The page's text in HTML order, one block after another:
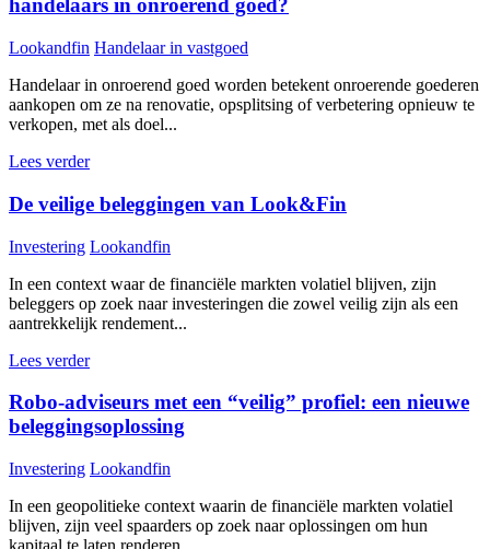
handelaars in onroerend goed?
Lookandfin Handelaar in vastgoed
Handelaar in onroerend goed worden betekent onroerende goederen
aankopen om ze na renovatie, opsplitsing of verbetering opnieuw te
verkopen, met als doel...
Lees verder
De veilige beleggingen van Look&Fin
Investering Lookandfin
In een context waar de financiële markten volatiel blijven, zijn
beleggers op zoek naar investeringen die zowel veilig zijn als een
aantrekkelijk rendement...
Lees verder
Robo-adviseurs met een “veilig” profiel: een nieuwe
beleggingsoplossing
Investering Lookandfin
In een geopolitieke context waarin de financiële markten volatiel
blijven, zijn veel spaarders op zoek naar oplossingen om hun
kapitaal te laten renderen...